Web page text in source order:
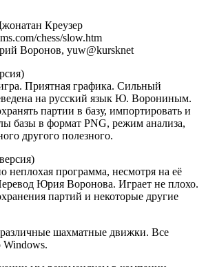
Креузер
chess/slow.htm
Воронов, yuw@kursknet
Приятная графика. Сильный
на русский язык Ю. Ворониным.
партии в базу, импортировать и
базы в формат PNG, режим анализа,
другого полезного.
неплохая программа, несмотря на её
Юрия Воронова. Играет не плохо.
партий и некоторые другие
различные шахматные движки. Все